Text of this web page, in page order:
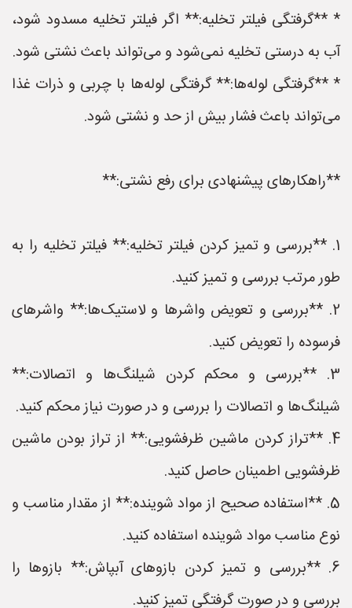
* **گرفتگی فیلتر تخلیه:** اگر فیلتر تخلیه مسدود شود،
آب به درستی تخلیه نمی‌شود و می‌تواند باعث نشتی شود.
* **گرفتگی لوله‌ها:** گرفتگی لوله‌ها با چربی و ذرات غذا
می‌تواند باعث فشار بیش از حد و نشتی شود.
**راهکارهای پیشنهادی برای رفع نشتی:**
1. **بررسی و تمیز کردن فیلتر تخلیه:** فیلتر تخلیه را به
طور مرتب بررسی و تمیز کنید.
2. **بررسی و تعویض واشرها و لاستیک‌ها:** واشرهای
فرسوده را تعویض کنید.
3. **بررسی و محکم کردن شیلنگ‌ها و اتصالات:**
شیلنگ‌ها و اتصالات را بررسی و در صورت نیاز محکم کنید.
4. **تراز کردن ماشین ظرفشویی:** از تراز بودن ماشین
ظرفشویی اطمینان حاصل کنید.
5. **استفاده صحیح از مواد شوینده:** از مقدار مناسب و
نوع مناسب مواد شوینده استفاده کنید.
6. **بررسی و تمیز کردن بازوهای آبپاش:** بازوها را
بررسی و در صورت گرفتگی تمیز کنید.